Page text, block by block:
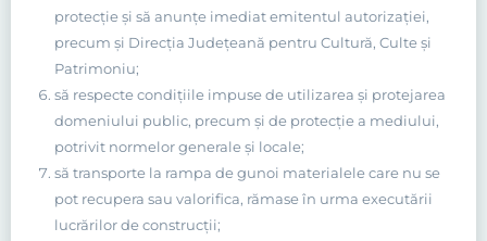
protecţie şi să anunţe imediat emitentul autorizaţiei,
precum şi Direcţia Judeţeană pentru Cultură, Culte şi
Patrimoniu;
să respecte condiţiile impuse de utilizarea şi protejarea
domeniului public, precum şi de protecţie a mediului,
potrivit normelor generale şi locale;
să transporte la rampa de gunoi materialele care nu se
pot recupera sau valorifica, rămase în urma executării
lucrărilor de construcţii;